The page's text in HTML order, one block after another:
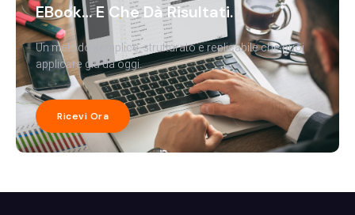
EBook… E Che Dà Risultati.
Un metodo semplice, strutturato e replicabile che puoi
applicare già da oggi.
Ricevi Ora